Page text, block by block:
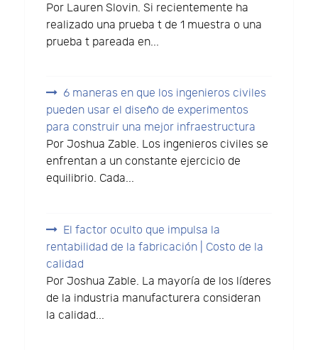
Por Lauren Slovin. Si recientemente ha
realizado una prueba t de 1 muestra o una
prueba t pareada en...
6 maneras en que los ingenieros civiles
pueden usar el diseño de experimentos
para construir una mejor infraestructura
Por Joshua Zable. Los ingenieros civiles se
enfrentan a un constante ejercicio de
equilibrio. Cada...
El factor oculto que impulsa la
rentabilidad de la fabricación | Costo de la
calidad
Por Joshua Zable. La mayoría de los líderes
de la industria manufacturera consideran
la calidad...